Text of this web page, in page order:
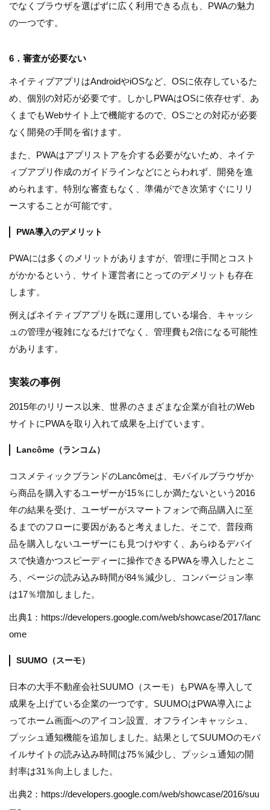
でなくブラウザを選ばずに広く利用できる点も、PWAの魅力
の一つです。
6．審査が必要ない
ネイティブアプリはAndroidやiOSなど、OSに依存しているた
め、個別の対応が必要です。しかしPWAはOSに依存せず、あ
くまでもWebサイト上で機能するので、OSごとの対応が必要
なく開発の手間を省けます。
また、PWAはアプリストアを介する必要がないため、ネイテ
ィブアプリ作成のガイドラインなどにとらわれず、開発を進
められます。特別な審査もなく、準備ができ次第すぐにリリ
ースすることが可能です。
PWA導入のデメリット
PWAには多くのメリットがありますが、管理に手間とコスト
がかかるという、サイト運営者にとってのデメリットも存在
します。
例えばネイティブアプリを既に運用している場合、キャッシ
ュの管理が複雑になるだけでなく、管理費も2倍になる可能性
があります。
実装の事例
2015年のリリース以来、世界のさまざまな企業が自社のWeb
サイトにPWAを取り入れて成果を上げています。
Lancôme（ランコム）
コスメティックブランドのLancômeは、モバイルブラウザか
ら商品を購入するユーザーが15％にしか満たないという2016
年の結果を受け、ユーザーがスマートフォンで商品購入に至
るまでのフローに要因があると考えました。そこで、普段商
品を購入しないユーザーにも見つけやすく、あらゆるデバイ
スで快適かつスピーディーに操作できるPWAを導入したとこ
ろ、ページの読み込み時間が84％減少し、コンバージョン率
は17％増加しました。
出典1：https://developers.google.com/web/showcase/2017/lanc
ome
SUUMO（スーモ）
日本の大手不動産会社SUUMO（スーモ）もPWAを導入して
成果を上げている企業の一つです。SUUMOはPWA導入によ
ってホーム画面へのアイコン設置、オフラインキャッシュ、
プッシュ通知機能を追加しました。結果としてSUUMOのモバ
イルサイトの読み込み時間は75％減少し、プッシュ通知の開
封率は31％向上しました。
出典2：https://developers.google.com/web/showcase/2016/suu